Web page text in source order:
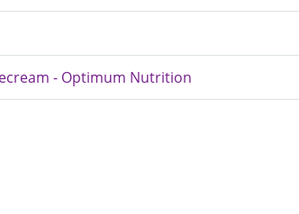
- Optimum Nutrition